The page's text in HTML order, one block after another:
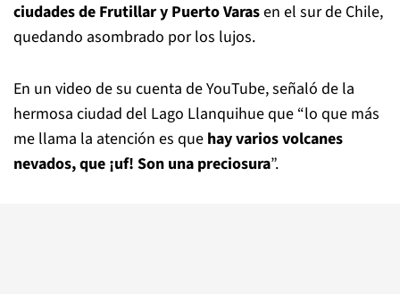
ciudades de Frutillar y Puerto Varasen el sur de Chile,
quedando asombrado por los lujos.
En un video de su cuenta de YouTube, señaló de la
hermosa ciudad del Lago Llanquihue que “lo que más
me llama la atención es que hay varios volcanes
nevados, que ¡uf! Son una preciosura”.